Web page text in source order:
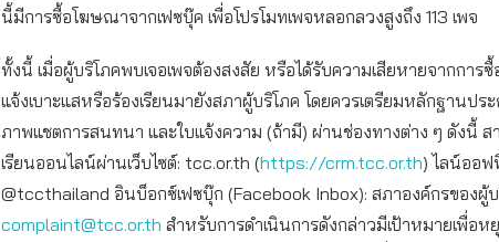
นี้มีการซื้อโฆษณาจากเฟซบุ๊ค เพื่อโปรโมทเพจหลอกลวงสูงถึง 113 เพจ
ทั้งนี้ เมื่อผู้บริโภคพบเจอเพจต้องสงสัย หรือได้รับความเสียหายจากการ
แจ้งเบาะแสหรือร้องเรียนมายังสภาผู้บริโภค โดยควรเตรียมหลักฐานปร
ภาพแชตการสนทนา และใบแจ้งความ (ถ้ามี) ผ่านช่องทางต่าง ๆ ดังนี้ ส
เรียนออนไลน์ผ่านเว็บไซต์: tcc.or.th (https://crm.tcc.or.th) ไลน์ออฟ
@tccthailand อินบ็อกซ์เฟซบุ๊ก (Facebook Inbox): สภาองค์กรของผู้บ
complaint@tcc.or.th สำหรับการดำเนินการดังกล่าวมีเป้าหมายเพื่อห